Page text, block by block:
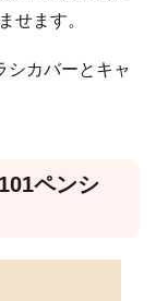
せます。
シカバーとキャ
ペンシ